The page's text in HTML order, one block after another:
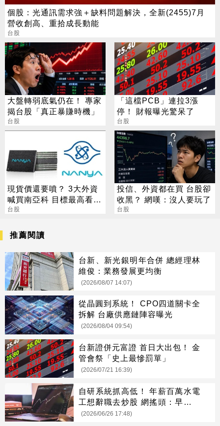
個股：光通訊需求強＋缺料問題解決，全新(2455)7月
營收創高、重拾成長動能
台股
大盤轉弱底氣仍在！ 專家
揭台股「真正暴賺時機」
台股
「這檔PCB」連拉3漲
停！ 財報曝光驚呆了
台股
現貨價還要噴？ 3大外資
喊買南亞科 目標最高看到
650
台股
投信、外資都在買 台股卻
收黑？ 網嘆：沒人要玩了
台股
推薦閱讀
台新、新光銀明年合併 總經理林
維俊：業務發展更均衡
(2026/08/07 14:07)
從晶圓到系統！ CPO四道關卡全
拆解 台廠供應鏈陣容曝光
(2026/08/04 09:54)
台新證併元富證 首日大出包！ 金
管會祭「史上最慘罰單」
(2026/07/21 16:39)
自研系統抓高低！ 年薪百萬水電
工想辭職去炒股 網搖頭：早晚被
扛去種
(2026/06/26 17:48)